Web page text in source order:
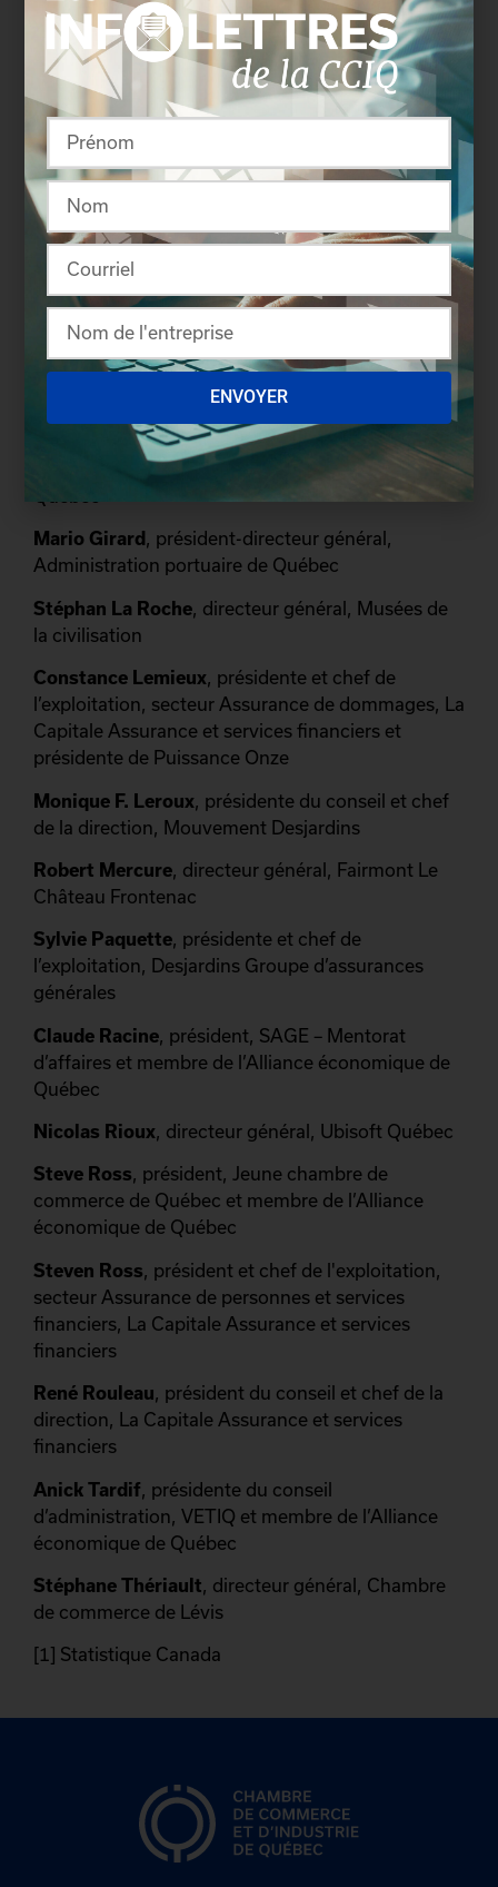
Yvon Charest, président et chef de la direction,
Industrielle Alliance, Assurance et services
financiers
Claude Choquette
Michel Dallaire, président et chef de la direction,
Fonds de Placement Immobilier Cominar et
président du conseil régional de Québec de l’IDU
Québec
Pierre Dolbec, président, Corporation des parcs
industriels de Québec et membre de l’Alliance
économique de Québec
, président et chef de la direction,
Immanence Intégrale Dermo Correction (IDC)
Daniel Gélinas, directeur général, Festival d’été de
Mario Girard , président-directeur général,
Administration portuaire de Québec
Stéphan La Roche , directeur général, Musées de
la civilisation
Constance Lemieux, présidente et chef de
l’exploitation, secteur Assurance de dommages, La
Capitale Assurance et services financiers et
présidente de Puissance Onze
Monique F. Leroux , présidente du conseil et chef
de la direction, Mouvement Desjardins
Robert Mercure, directeur général, Fairmont Le
Château Frontenac
Sylvie Paquette, présidente et chef de
l’exploitation, Desjardins Groupe d’assurances
générales
Claude Racine , président, SAGE – Mentorat
d’affaires et membre de l’Alliance économique de
Québec
Nicolas Rioux, directeur général, Ubisoft Québec
Steve Ross, président, Jeune chambre de
commerce de Québec et membre de l’Alliance
économique de Québec
Steven Ross, président et chef de l'exploitation,
secteur Assurance de personnes et services
financiers, La Capitale Assurance et services
financiers
René Rouleau, président du conseil et chef de la
direction, La Capitale Assurance et services
financiers
Anick Tardif , présidente du conseil
d’administration, VETIQ et membre de l’Alliance
économique de Québec
Stéphane Thériault, directeur général, Chambre
de commerce de Lévis
[1] Statistique Canada
ENVOYER